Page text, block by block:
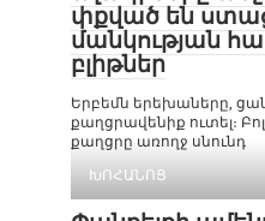
փքված են
մանկության
բլիթներ
Երբեմն երեխաները,
քաղցրավենիք ուտել։
քաղցրը առողջ սնունդ
ԽՈՀԱՆՈՑ